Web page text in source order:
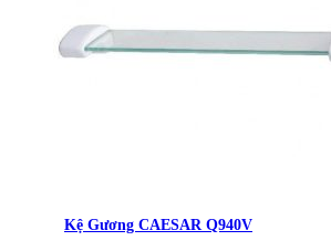
Kệ Gương CAESAR Q940V